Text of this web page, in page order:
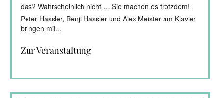
das? Wahrscheinlich nicht … Sie machen es trotzdem!
Peter Hassler, Benji Hassler und Alex Meister am Klavier
bringen mit...
Zur Veranstaltung